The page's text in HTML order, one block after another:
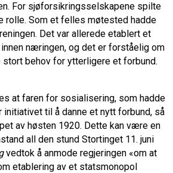
For sjøforsikringsselskapene spilte
rolle. Som et felles møtested hadde
Det var allerede etablert et
næringen, og det er forståelig om
behov for ytterligere et forbund.
at faren for sosialisering, som hadde
til å danne et nytt forbund, så
av høsten 1920. Dette kan være en
all den stund Stortinget 11. juni
vedtok å anmode regjeringen «om at
etablering av et statsmonopol